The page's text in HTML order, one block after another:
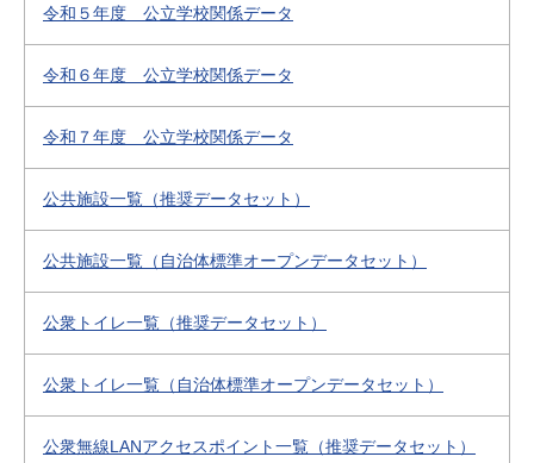
令和５年度 公立学校関係データ
令和６年度 公立学校関係データ
令和７年度 公立学校関係データ
公共施設一覧（推奨データセット）
公共施設一覧（自治体標準オープンデータセット）
公衆トイレ一覧（推奨データセット）
公衆トイレ一覧（自治体標準オープンデータセット）
公衆無線LANアクセスポイント一覧（推奨データセット）